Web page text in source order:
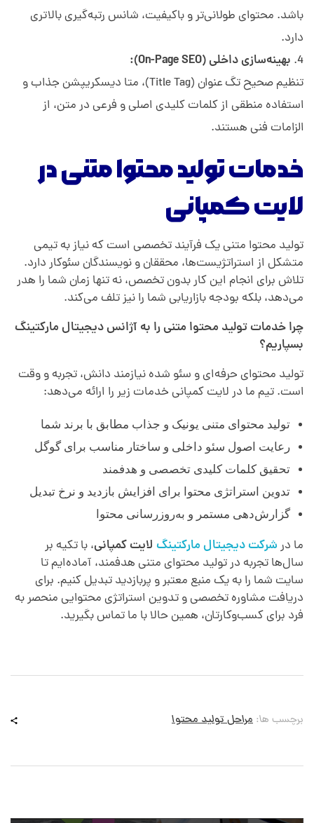
باشد. محتوای طولانی‌تر و باکیفیت، شانس رتبه‌گیری بالاتری
دارد.
بهینه‌سازی داخلی (On-Page SEO):
تنظیم صحیح تگ عنوان (Title Tag)، متا دیسکریپشن جذاب و
استفاده منطقی از کلمات کلیدی اصلی و فرعی در متن، از
الزامات فنی هستند.
خدمات تولید محتوا متنی در
لایت کمپانی
تولید محتوا متنی یک فرآیند تخصصی است که نیاز به تیمی
متشکل از استراتژیست‌ها، محققان و نویسندگان سئوکار دارد.
تلاش برای انجام این کار بدون تخصص، نه تنها زمان شما را هدر
می‌دهد، بلکه بودجه بازاریابی شما را نیز تلف می‌کند.
چرا خدمات تولید محتوا متنی را به آژانس دیجیتال مارکتینگ
بسپاریم؟
تولید محتوای حرفه‌ای و سئو شده نیازمند دانش، تجربه و وقت
است. تیم ما در لایت کمپانی خدمات زیر را ارائه می‌دهد:
تولید محتوای متنی یونیک و جذاب مطابق با برند شما
رعایت اصول سئو داخلی و ساختار مناسب برای گوگل
تحقیق کلمات کلیدی تخصصی و هدفمند
تدوین استراتژی محتوا برای افزایش بازدید و نرخ تبدیل
گزارش‌دهی مستمر و به‌روزرسانی محتوا
ما درشرکت دیجیتال مارکتینگ لایت کمپانی، با تکیه بر
سال‌ها تجربه در تولید محتوای متنی هدفمند، آماده‌ایم تا
سایت شما را به یک منبع معتبر و پربازدید تبدیل کنیم. برای
دریافت مشاوره تخصصی و تدوین استراتژی محتوایی منحصر به
فرد برای کسب‌وکارتان، همین حالا با ما تماس بگیرید.
برچسب ها: مراحل تولید محتوا